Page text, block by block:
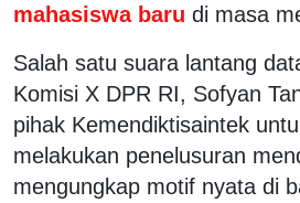
mahasiswa baru di masa
Salah satu suara lantang
Komisi X DPR RI, Sofyan
pihak Kemendiktisaintek
melakukan penelusuran
mengungkap motif nyata di